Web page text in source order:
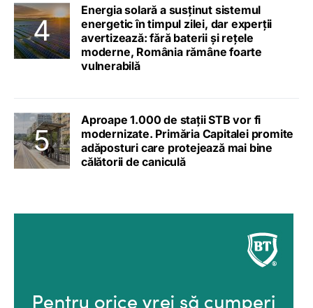
Energia solară a susținut sistemul
energetic în timpul zilei, dar experții
avertizează: fără baterii și rețele
moderne, România rămâne foarte
vulnerabilă
Aproape 1.000 de stații STB vor fi
modernizate. Primăria Capitalei promite
adăposturi care protejează mai bine
călătorii de caniculă